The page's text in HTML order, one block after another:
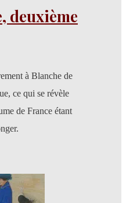
deuxième
à Blanche de
ce qui se révèle
de France étant